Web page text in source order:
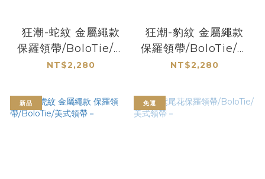
狂潮-蛇紋 金屬繩款
保羅領帶/BoloTie/美
式領帶－
NT$2,280
狂潮-豹紋 金屬繩款
保羅領帶/BoloTie/美
式領帶－
NT$2,280
新品 免運